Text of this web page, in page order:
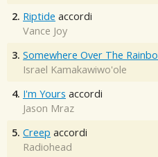
2. Riptide accordi
Vance Joy
3. Somewhere Over The
Israel Kamakawiwo'ole
4. I'm Yours accordi
Jason Mraz
5. Creep accordi
Radiohead